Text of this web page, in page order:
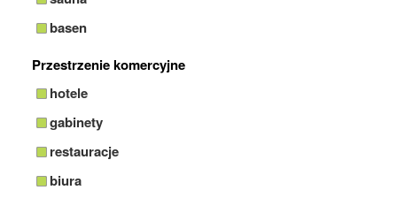
basen
Przestrzenie komercyjne
hotele
gabinety
restauracje
biura